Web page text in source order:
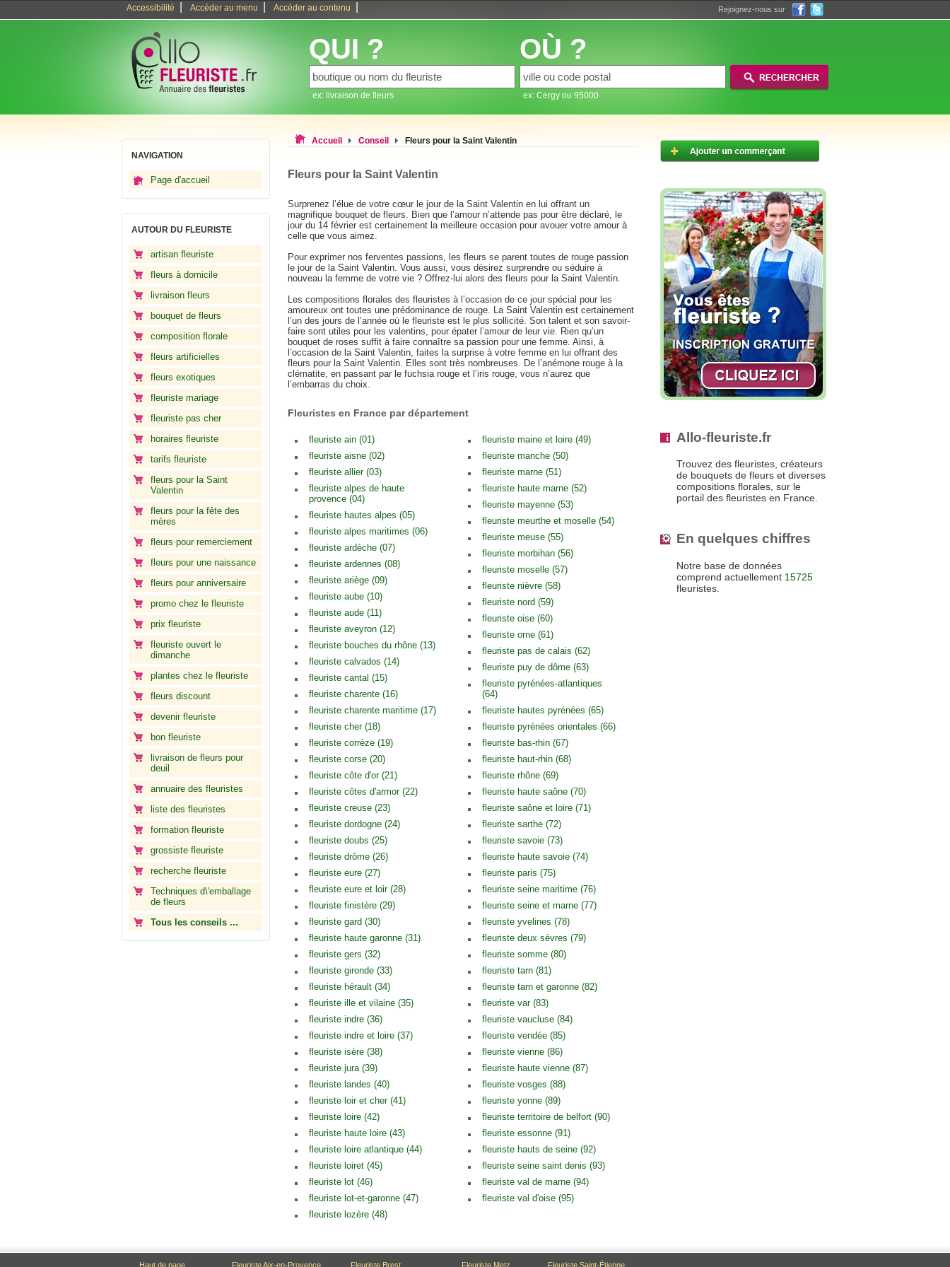
Accessibilité Accéder au menu Accéder au contenu Rejoignez-nous sur
QUI ?
ex: livraison de fleurs
OÙ ?
ex: Cergy ou 95000
NAVIGATION
Page d'accueil
AUTOUR DU FLEURISTE
artisan fleuriste
fleurs à domicile
livraison fleurs
bouquet de fleurs
composition florale
fleurs artificielles
fleurs exotiques
fleuriste mariage
fleuriste pas cher
horaires fleuriste
tarifs fleuriste
fleurs pour la Saint
Valentin
fleurs pour la fête des
mères
fleurs pour remerciement
fleurs pour une naissance
fleurs pour anniversaire
promo chez le fleuriste
prix fleuriste
fleuriste ouvert le
dimanche
plantes chez le fleuriste
fleurs discount
devenir fleuriste
bon fleuriste
livraison de fleurs pour
deuil
annuaire des fleuristes
liste des fleuristes
formation fleuriste
grossiste fleuriste
recherche fleuriste
Techniques d\'emballage
de fleurs
Tous les conseils ...
Accueil Conseil Fleurs pour la Saint Valentin
Fleurs pour la Saint Valentin
Surprenez l’élue de votre cœur le jour de la Saint Valentin en lui offrant un
magnifique bouquet de fleurs. Bien que l’amour n’attende pas pour être déclaré, le
jour du 14 février est certainement la meilleure occasion pour avouer votre amour à
celle que vous aimez.
Pour exprimer nos ferventes passions, les fleurs se parent toutes de rouge passion
le jour de la Saint Valentin. Vous aussi, vous désirez surprendre ou séduire à
nouveau la femme de votre vie ? Offrez-lui alors des fleurs pour la Saint Valentin.
Les compositions florales des fleuristes à l’occasion de ce jour spécial pour les
amoureux ont toutes une prédominance de rouge. La Saint Valentin est certainement
l’un des jours de l’année où le fleuriste est le plus sollicité. Son talent et son savoir-
faire sont utiles pour les valentins, pour épater l’amour de leur vie. Rien qu’un
bouquet de roses suffit à faire connaître sa passion pour une femme. Ainsi, à
l’occasion de la Saint Valentin, faites la surprise à votre femme en lui offrant des
fleurs pour la Saint Valentin. Elles sont très nombreuses. De l’anémone rouge à la
clématite, en passant par le fuchsia rouge et l’iris rouge, vous n’aurez que
l’embarras du choix.
Fleuristes en France par département
fleuriste ain (01)
fleuriste aisne (02)
fleuriste allier (03)
fleuriste alpes de haute
provence (04)
fleuriste hautes alpes (05)
fleuriste alpes maritimes (06)
fleuriste ardèche (07)
fleuriste ardennes (08)
fleuriste ariège (09)
fleuriste aube (10)
fleuriste aude (11)
fleuriste aveyron (12)
fleuriste bouches du rhône (13)
fleuriste calvados (14)
fleuriste cantal (15)
fleuriste charente (16)
fleuriste charente maritime (17)
fleuriste cher (18)
fleuriste corrèze (19)
fleuriste corse (20)
fleuriste côte d'or (21)
fleuriste côtes d'armor (22)
fleuriste creuse (23)
fleuriste dordogne (24)
fleuriste doubs (25)
fleuriste drôme (26)
fleuriste eure (27)
fleuriste eure et loir (28)
fleuriste finistère (29)
fleuriste gard (30)
fleuriste haute garonne (31)
fleuriste gers (32)
fleuriste gironde (33)
fleuriste hérault (34)
fleuriste ille et vilaine (35)
fleuriste indre (36)
fleuriste indre et loire (37)
fleuriste isère (38)
fleuriste jura (39)
fleuriste landes (40)
fleuriste loir et cher (41)
fleuriste loire (42)
fleuriste haute loire (43)
fleuriste loire atlantique (44)
fleuriste loiret (45)
fleuriste lot (46)
fleuriste lot-et-garonne (47)
fleuriste lozère (48)
fleuriste maine et loire (49)
fleuriste manche (50)
fleuriste marne (51)
fleuriste haute marne (52)
fleuriste mayenne (53)
fleuriste meurthe et moselle (54)
fleuriste meuse (55)
fleuriste morbihan (56)
fleuriste moselle (57)
fleuriste nièvre (58)
fleuriste nord (59)
fleuriste oise (60)
fleuriste orne (61)
fleuriste pas de calais (62)
fleuriste puy de dôme (63)
fleuriste pyrénées-atlantiques
(64)
fleuriste hautes pyrénées (65)
fleuriste pyrénées orientales (66)
fleuriste bas-rhin (67)
fleuriste haut-rhin (68)
fleuriste rhône (69)
fleuriste haute saône (70)
fleuriste saône et loire (71)
fleuriste sarthe (72)
fleuriste savoie (73)
fleuriste haute savoie (74)
fleuriste paris (75)
fleuriste seine maritime (76)
fleuriste seine et marne (77)
fleuriste yvelines (78)
fleuriste deux sèvres (79)
fleuriste somme (80)
fleuriste tarn (81)
fleuriste tarn et garonne (82)
fleuriste var (83)
fleuriste vaucluse (84)
fleuriste vendée (85)
fleuriste vienne (86)
fleuriste haute vienne (87)
fleuriste vosges (88)
fleuriste yonne (89)
fleuriste territoire de belfort (90)
fleuriste essonne (91)
fleuriste hauts de seine (92)
fleuriste seine saint denis (93)
fleuriste val de marne (94)
fleuriste val d'oise (95)
Allo-fleuriste.fr
Trouvez des fleuristes, créateurs
de bouquets de fleurs et diverses
compositions florales, sur le
portail des fleuristes en France.
En quelques chiffres
Notre base de données
comprend actuellement 15725
fleuristes.
Haut de page Fleuriste Aix-en-Provence Fleuriste Brest Fleuriste Metz Fleuriste Saint-Étienne